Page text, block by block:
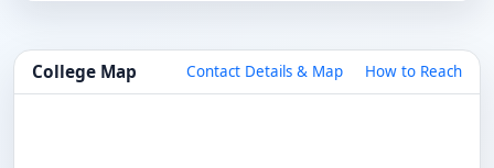
College Map Contact Details & Map How to Reach